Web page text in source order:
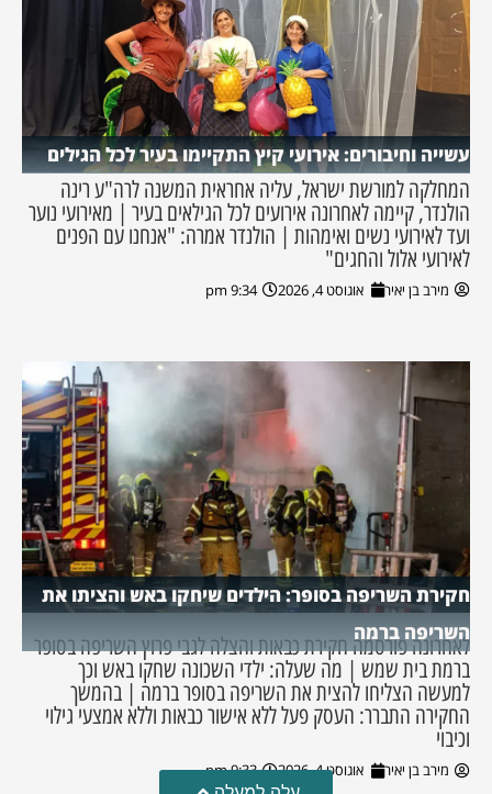
עשייה וחיבורים: אירועי קיץ התקיימו בעיר לכל הגילים
המחלקה למורשת ישראל, עליה אחראית המשנה לרה"ע רינה
הולנדר, קיימה לאחרונה אירועים לכל הגילאים בעיר | מאירועי נוער
ועד לאירועי נשים ואימהות | הולנדר אמרה: "אנחנו עם הפנים
לאירועי אלול והחגים"
מירב בן יאיר אוגוסט 4, 2026 9:34 pm
חקירת השריפה בסופר: הילדים שיחקו באש והציתו את
השריפה ברמה
לאחרונה פורסמה חקירת כבאות והצלה לגבי פרוץ השריפה בסופר
ברמת בית שמש | מה שעלה: ילדי השכונה שחקו באש וכך
למעשה הצליחו להצית את השריפה בסופר ברמה | בהמשך
החקירה התברר: העסק פעל ללא אישור כבאות וללא אמצעי גילוי
וכיבוי
מירב בן יאיר אוגוסט 4, 2026 9:33 pm